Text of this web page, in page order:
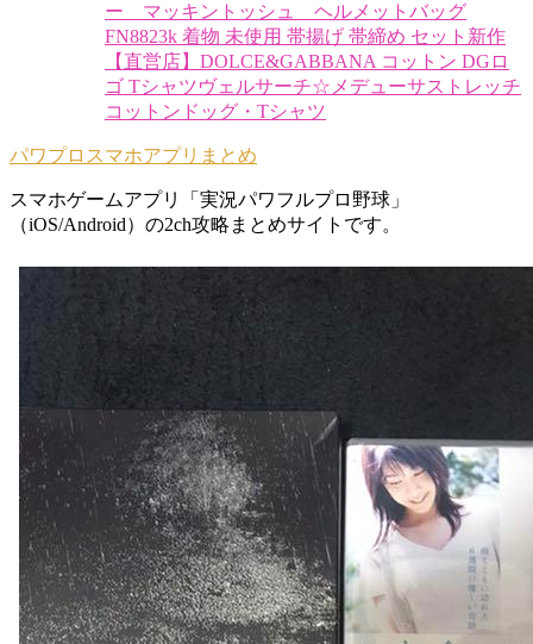
ー マッキントッシュ ヘルメットバッグ
FN8823k 着物 未使用 帯揚げ 帯締め セット 新作
【直営店】DOLCE&GABBANA コットン DGロ
ゴ Tシャツヴェルサーチ☆メデューサストレッチ
コットンドッグ・Tシャツ
パワプロスマホアプリまとめ
スマホゲームアプリ「実況パワフルプロ野球」
（iOS/Android）の2ch攻略まとめサイトです。